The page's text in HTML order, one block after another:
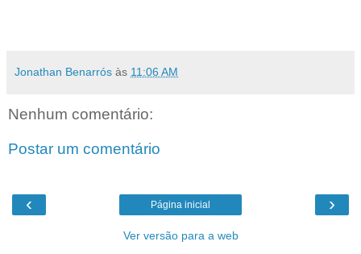
Jonathan Benarrós às 11:06 AM
Nenhum comentário:
Postar um comentário
‹ ›
Página inicial
Ver versão para a web